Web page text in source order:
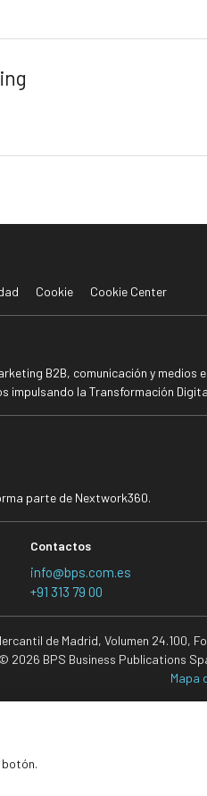
Cookie Cookie Center
B2B, comunicación y
la Transformación
parte de Nextwork360.
Contactos
info@bps.com.es
+91 313 79 00
de Madrid, Volumen 24.100,
© 2026 BPS Business Publications
Mapa
botón.